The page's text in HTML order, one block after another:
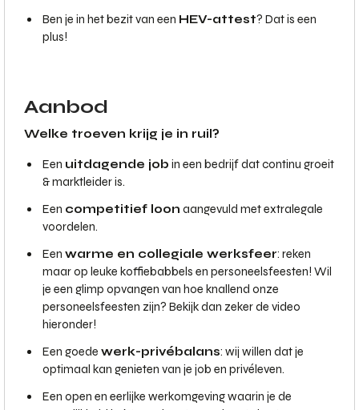
Ben je in het bezit van een HEV-attest? Dat is een
plus!
Aanbod
Welke troeven krijg je in ruil?
Een uitdagende job in een bedrijf dat continu groeit
& marktleider is.
Een competitief loon aangevuld met extralegale
voordelen.
Een warme en collegiale werksfeer: reken
maar op leuke koffiebabbels en personeelsfeesten! Wil
je een glimp opvangen van hoe knallend onze
personeelsfeesten zijn? Bekijk dan zeker de video
hieronder!
Een goede werk-privébalans: wij willen dat je
optimaal kan genieten van je job en privéleven.
Een open en eerlijke werkomgeving waarin je de